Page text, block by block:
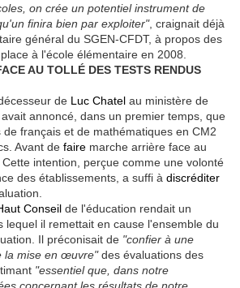
on crée un potentiel instrument de
finira bien par exploiter", craignait déjà
général du SGEN-CFDT, à propos des
à l'école élémentaire en 2008.
AU TOLLÉ DES TESTS RENDUS
de Luc Chatel au ministère de
annoncé, dans un premier temps, que
de français et de mathématiques en CM2
Avant de faire marche arrière face au
intention, perçue comme une volonté
des établissements, a suffi à discréditer
Conseil de l'éducation rendait un
lequel il remettait en cause l'ensemble du
Il préconisait de "confier à une
la mise en œuvre"des évaluations des
"essentiel que, dans notre